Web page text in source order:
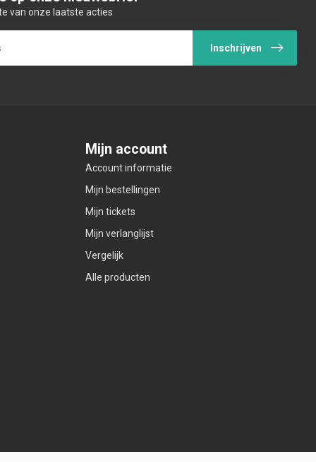
van onze laatste acties
Inschrijven
Mijn account
Account informatie
Mijn bestellingen
Mijn tickets
Mijn verlanglijst
Vergelijk
Alle producten